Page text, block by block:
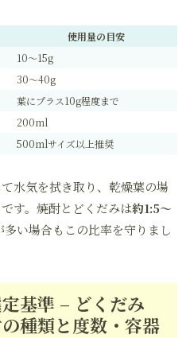
使用量の目安
10〜15g
30〜40g
葉にプラス10g程度まで
200ml
500mlサイズ以上推奨
水気を拭き取り、乾燥葉の場
す。焼酎とどくだみは約1:5〜
い場合もこの比率を守りまし
基準 – どくだみ
種類と度数・容器